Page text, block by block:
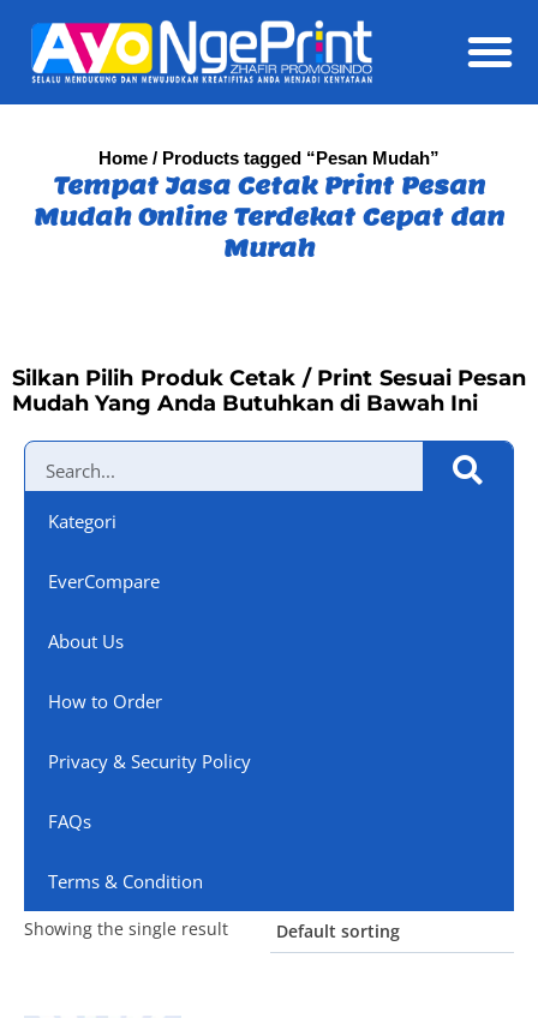
Home / Products tagged “Pesan Mudah”
Tempat Jasa Cetak Print Pesan
Mudah Online Terdekat Cepat dan
Murah
Silkan Pilih Produk Cetak / Print Sesuai Pesan
Mudah Yang Anda Butuhkan di Bawah Ini
Kategori
EverCompare
About Us
How to Order
Privacy & Security Policy
FAQs
Terms & Condition
Showing the single result